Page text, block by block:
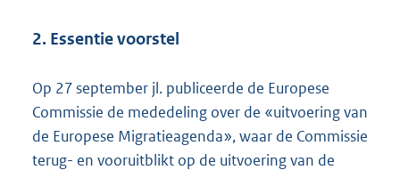
2. Essentie voorstel
Op 27 september jl. publiceerde de Europese
Commissie de mededeling over de «uitvoering van
de Europese Migratieagenda», waar de Commissie
terug- en vooruitblikt op de uitvoering van de